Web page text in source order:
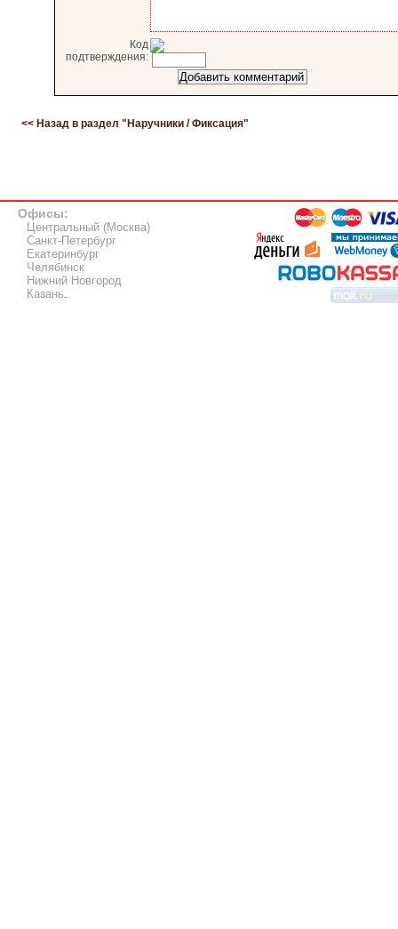
Код
подтверждения:
<< Назад в раздел " Наручники / Фиксация"
Офисы:
Центральный (Москва)
Санкт-Петербург
Екатеринбург
Челябинск
Нижний Новгород
Казань.